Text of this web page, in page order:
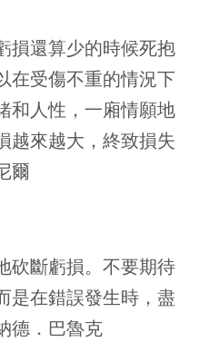
損還算少的時候死抱
在受傷不重的情況下
和人性，一廂情願地
越來越大，終致損失
爾
砍斷虧損。不要期待
是在錯誤發生時，盡
德．巴魯克